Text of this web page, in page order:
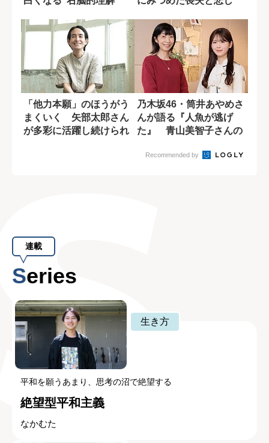
「他力本願」のほうがう
まくいく 矢部太郎さん
が多彩に活躍し続けられ
乃木坂46・筒井あやめさ
んが語る『人魚が逃げ
た』 青山美智子さんの
Recommended by
連載
Series
生き方
平和を願うあまり、思考の沼で絶望する
絶望型平和主義
なかむた